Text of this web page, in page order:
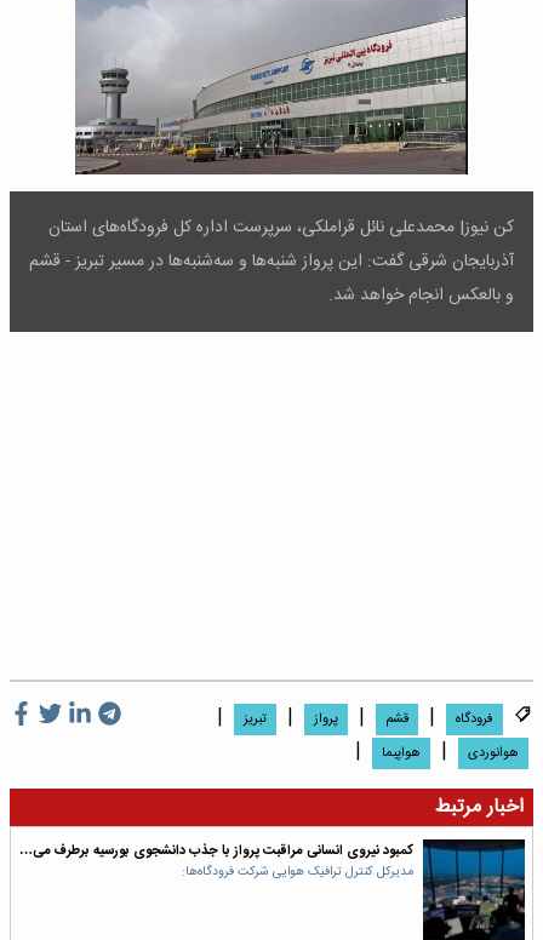
‌کن نیوز| محمدعلی نائل قراملکی، سرپرست اداره کل فرودگاه‌های استان
آذربایجان شرقی گفت: این پرواز شنبه‌ها و سه‌شنبه‌ها در مسیر تبریز - قشم
و بالعکس انجام خواهد شد.
فرودگاه | قشم | پرواز | تبریز |
هوانوردى | هواپبما
|
اخبار مرتبط
کمبود نیروی انسانی مراقبت پرواز با جذب دانشجوی بورسیه برطرف می‌…
مدیرکل کنترل ترافیک هوایی شرکت فرودگاه‌ها: